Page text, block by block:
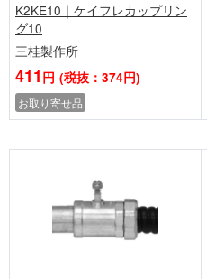
K2KE10｜ケイフレカップリン
グ10
三桂製作所
411 円 (税抜：374円)
お取り寄せ品